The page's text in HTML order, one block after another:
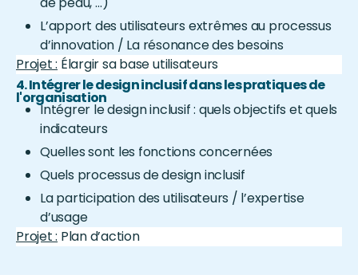
L’apport des utilisateurs extrêmes au processus
d’innovation / La résonance des besoins
Projet : Élargir sa base utilisateurs
4. Intégrer le design inclusif dans les pratiques de
l'organisation
Intégrer le design inclusif : quels objectifs et quels
indicateurs
Quelles sont les fonctions concernées
Quels processus de design inclusif
La participation des utilisateurs / l’expertise
d’usage
Projet : Plan d’action